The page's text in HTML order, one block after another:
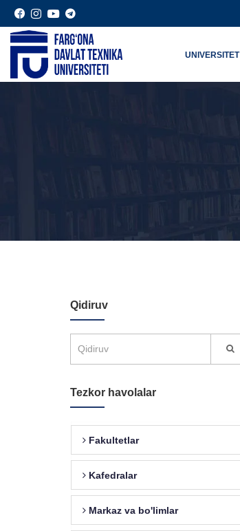
UNIVERSITET
Qidiruv
Tezkor havolalar
Fakultetlar
Kafedralar
Markaz va bo'limlar